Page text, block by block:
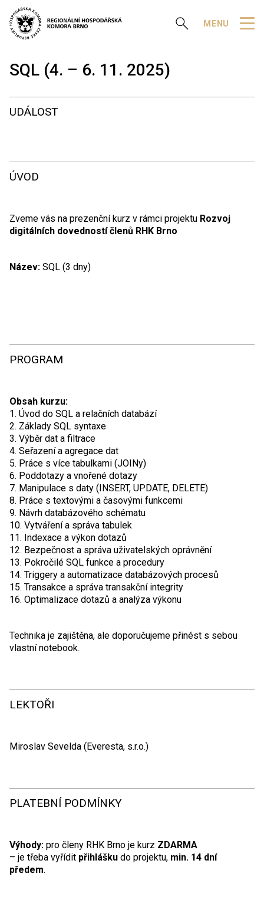
Zobrazit vyhledávání
MENU
SQL (4. – 6. 11. 2025)
UDÁLOST
ÚVOD
Zveme vás na prezenční kurz v rámci projektu Rozvoj
digitálních dovedností členů RHK Brno
Název: SQL (3 dny)
PROGRAM
Obsah kurzu:
1. Úvod do SQL a relačních databází
2. Základy SQL syntaxe
3. Výběr dat a filtrace
4. Seřazení a agregace dat
5. Práce s více tabulkami (JOINy)
6. Poddotazy a vnořené dotazy
7. Manipulace s daty (INSERT, UPDATE, DELETE)
8. Práce s textovými a časovými funkcemi
9. Návrh databázového schématu
10. Vytváření a správa tabulek
11. Indexace a výkon dotazů
12. Bezpečnost a správa uživatelských oprávnění
13. Pokročilé SQL funkce a procedury
14. Triggery a automatizace databázových procesů
15. Transakce a správa transakční integrity
16. Optimalizace dotazů a analýza výkonu
Technika je zajištěna, ale doporučujeme přinést s sebou
vlastní notebook.
LEKTOŘI
Miroslav Sevelda (Everesta, s.r.o.)
PLATEBNÍ PODMÍNKY
Výhody: pro členy RHK Brno je kurz ZDARMA
– je třeba vyřídit přihlášku do projektu, min. 14 dní
předem.